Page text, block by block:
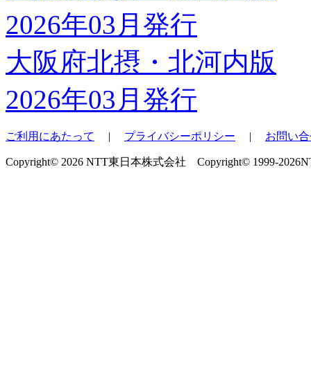
大阪府北摂・北河内版
2026年03月発行
ご利用にあたって | プライバシーポリシー | お問い
Copyright© 2026 NTT東日本株式会社 Copyright© 1999-